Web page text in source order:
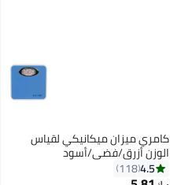
كامري ميزان ميكانيكي لقياس
الوزن أزرق/فضي/أسود
26.3x25.7x5سم
4.5
118